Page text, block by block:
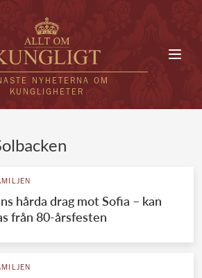
NYHETERNA OM
KUNGLIGHETER
UTLÄNDSKT
KUNGAHUS
hårda drag mot Sofia – kan
från 80-årsfesten